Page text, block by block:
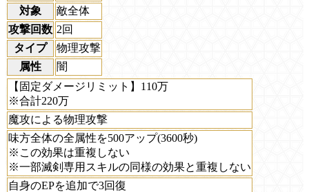
対象
敵全体
攻撃回数 2回
タイプ
物理攻撃
属性
闇
【固定ダメージリミット】110万
※合計220万
魔攻による物理攻撃
味方全体の全属性を500アップ(3600秒)
※この効果は重複しない
※一部滅剣専用スキルの同様の効果と重複しない
自身のEPを追加で3回復